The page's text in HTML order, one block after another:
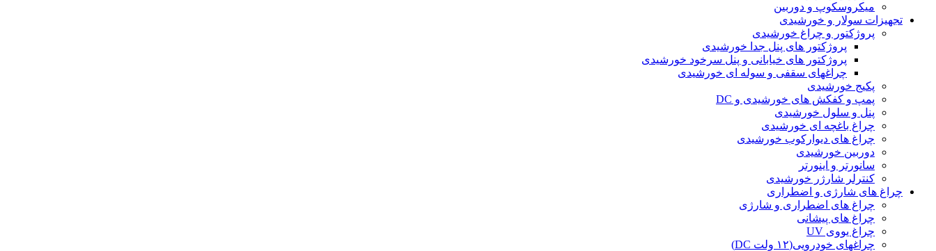
میکروسکوپ و دوربین
تجهیزات سولار و خورشیدی
پروژکتور و چراغ خورشیدی
پروژکتور های پنل جدا خورشیدی
پروژکتور های خیابانی و پنل سرخود خورشیدی
چراغهای سقفی و سوله ای خورشیدی
پکیج خورشیدی
پمپ و کفکش های خورشیدی و DC
پنل و سلول خورشیدی
چراغ باغچه ای خورشیدی
چراغ های دیوارکوب خورشیدی
دوربین خورشیدی
سانورتر و اینورتر
کنترلر شارژر خورشیدی
چراغ های شارژی و اضطراری
چراغ های اضطراری و شارژی
چراغ های پیشانی
چراغ یووی UV
چراغهای خودرویی(۱۲ ولت DC)